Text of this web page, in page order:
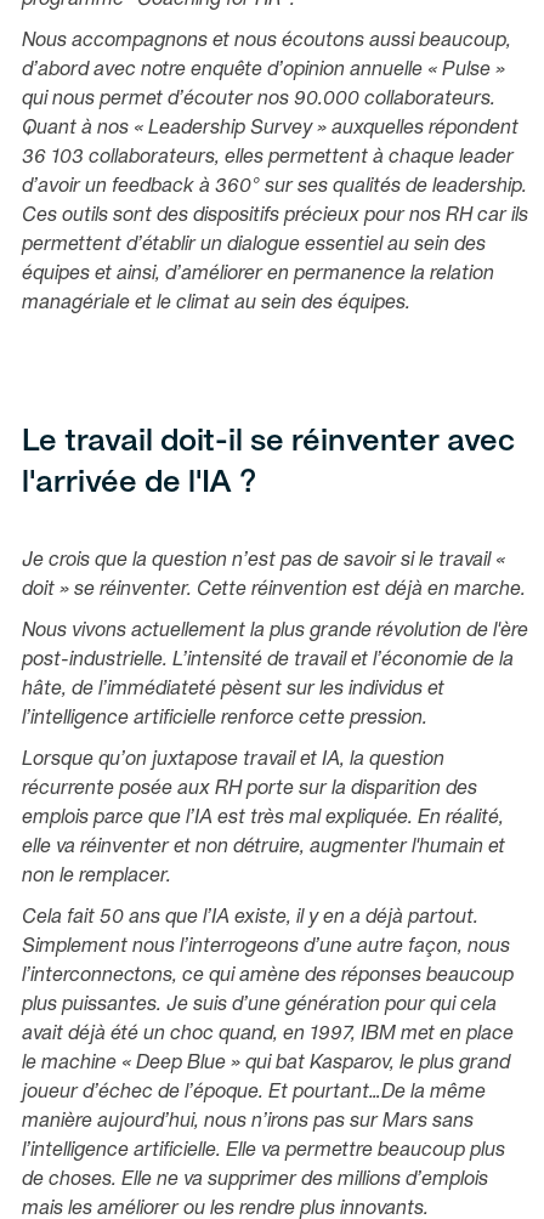
Nous accompagnons et nous écoutons aussi beaucoup,
d’abord avec notre enquête d’opinion annuelle « Pulse »
qui nous permet d’écouter nos 90.000 collaborateurs.
Quant à nos « Leadership Survey » auxquelles répondent
36 103 collaborateurs, elles permettent à chaque leader
d’avoir un feedback à 360° sur ses qualités de leadership.
Ces outils sont des dispositifs précieux pour nos RH car ils
permettent d’établir un dialogue essentiel au sein des
équipes et ainsi, d’améliorer en permanence la relation
managériale et le climat au sein des équipes.
Le travail doit-il se réinventer avec
l'arrivée de l'IA ?
Je crois que la question n’est pas de savoir si le travail «
doit » se réinventer. Cette réinvention est déjà en marche.
Nous vivons actuellement la plus grande révolution de l'ère
post-industrielle. L’intensité de travail et l’économie de la
hâte, de l’immédiateté pèsent sur les individus et
l’intelligence artificielle renforce cette pression.
Lorsque qu’on juxtapose travail et IA, la question
récurrente posée aux RH porte sur la disparition des
emplois parce que l’IA est très mal expliquée. En réalité,
elle va réinventer et non détruire, augmenter l'humain et
non le remplacer.
Cela fait 50 ans que l’IA existe, il y en a déjà partout.
Simplement nous l’interrogeons d’une autre façon, nous
l’interconnectons, ce qui amène des réponses beaucoup
plus puissantes. Je suis d’une génération pour qui cela
avait déjà été un choc quand, en 1997, IBM met en place
le machine « Deep Blue » qui bat Kasparov, le plus grand
joueur d’échec de l’époque. Et pourtant…De la même
manière aujourd’hui, nous n’irons pas sur Mars sans
l’intelligence artificielle. Elle va permettre beaucoup plus
de choses. Elle ne va supprimer des millions d’emplois
mais les améliorer ou les rendre plus innovants.